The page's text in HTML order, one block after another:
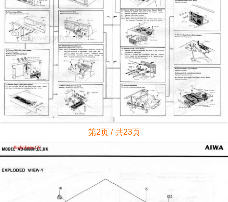
第2页 / 共23页